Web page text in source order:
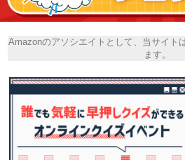
Amazonのアソシエイトとして、当サイト
ます。